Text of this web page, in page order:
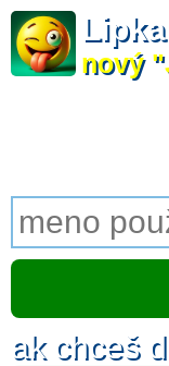
nový
ak chceš